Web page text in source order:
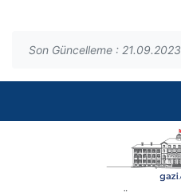
Son Güncelleme : 21.09.2023